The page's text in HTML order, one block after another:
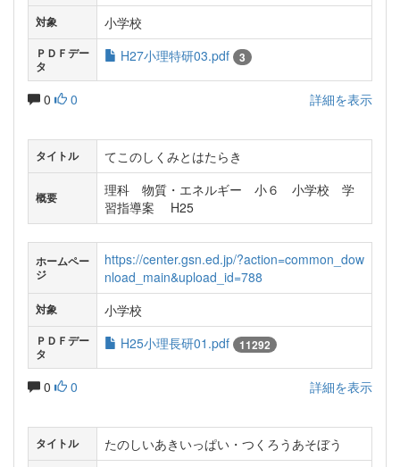
対象 小学校
ＰＤＦデー
タ
H27小理特研03.pdf 3
0 0 詳細を表示
タイトル てこのしくみとはたらき
概要
理科 物質・エネルギー 小６ 小学校 学
習指導案 H25
ホームペー
ジ
https://center.gsn.ed.jp/?action=common_dow
nload_main&upload_id=788
対象 小学校
ＰＤＦデー
タ
H25小理長研01.pdf 11292
0 0 詳細を表示
タイトル たのしいあきいっぱい・つくろうあそぼう